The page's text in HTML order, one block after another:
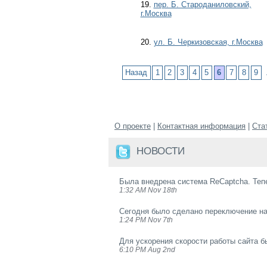
19. пер. Б. Староданиловский,
г.Москва
20. ул. Б. Черкизовская, г.Москва
Назад 1 2 3 4 5 6 7 8 9
О проекте | Контактная информация |
НОВОСТИ
Была внедрена система ReCaptcha.
1:32 AM Nov 18th
Сегодня было сделано переключение
1:24 PM Nov 7th
Для ускорения скорости работы сайта
6:10 PM Aug 2nd